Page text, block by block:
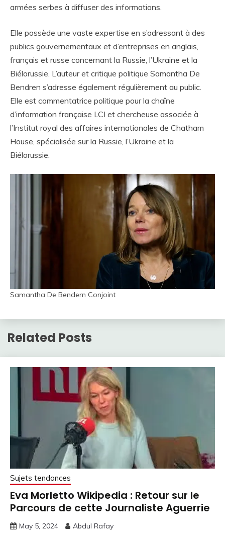
armées serbes à diffuser des informations.
Elle possède une vaste expertise en s’adressant à des
publics gouvernementaux et d’entreprises en anglais,
français et russe concernant la Russie, l’Ukraine et la
Biélorussie. L’auteur et critique politique Samantha De
Bendren s’adresse également régulièrement au public.
Elle est commentatrice politique pour la chaîne
d’information française LCI et chercheuse associée à
l’Institut royal des affaires internationales de Chatham
House, spécialisée sur la Russie, l’Ukraine et la
Biélorussie.
Samantha De Bendern Conjoint
Related Posts
Sujets tendances
Eva Morletto Wikipedia : Retour sur le
Parcours de cette Journaliste Aguerrie
May 5, 2024 Abdul Rafay